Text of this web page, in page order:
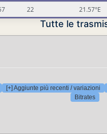
22 21.57°E
Tutte le
[+] Aggiunte più recenti / variazioni
Bitrates